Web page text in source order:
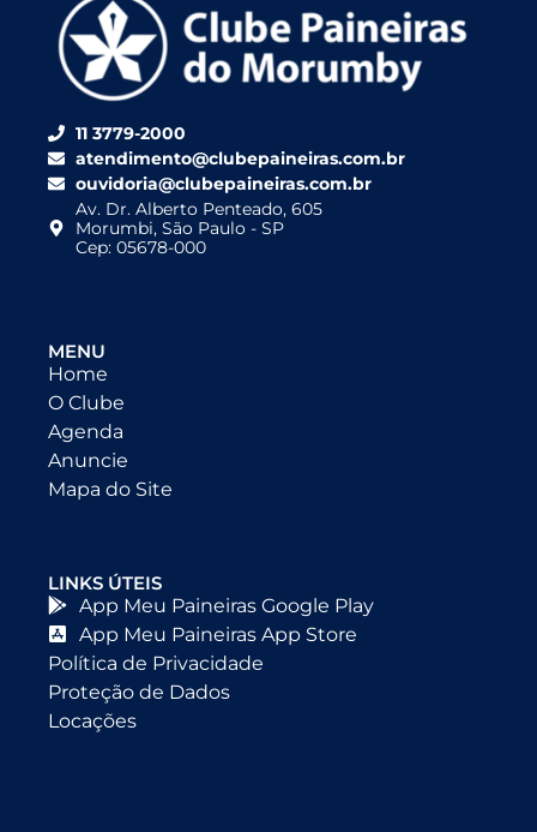
11 3779-2000
atendimento@clubepaineiras.com.br
ouvidoria@clubepaineiras.com.br
Av. Dr. Alberto Penteado, 605
Morumbi, São Paulo - SP
Cep: 05678-000
MENU
Home
O Clube
Agenda
Anuncie
Mapa do Site
LINKS ÚTEIS
App Meu Paineiras Google Play
App Meu Paineiras App Store
Política de Privacidade
Proteção de Dados
Locações